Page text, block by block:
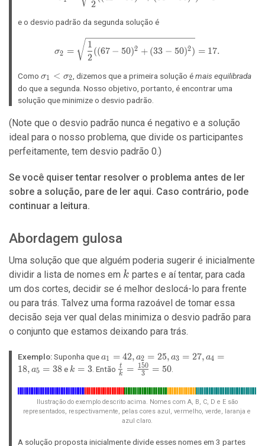
2
e o desvio padrão da segunda solução é
\sigma_2 = \sqrt{\frac{1}{2}
σ2 =
2
1
((67 − 50)2 + (33 − 50)2) = 17.
Como \sigma_1
<
\sigma_2
σ1 < σ2 , dizemos que a primeira solução émais equilibrada
do que a segunda. Nosso objetivo, portanto, é encontrar uma
solução que minimize o desvio padrão.
(Note que o desvio padrão nunca é negativo e a solução
ideal para o nosso problema, que divide os participantes
perfeitamente, tem desvio padrão 0.)
Se você quiser tentar resolver o problema antes de ler
sobre a solução, pare de ler aqui. Caso contrário, pode
continuar a leitura.
Abordagem gulosa
Uma solução que que alguém poderia sugerir é inicialmente
dividir a lista de nomes em k
k partes e aí tentar, para cada
um dos cortes, decidir se é melhor deslocá-lo para frente
ou para trás. Talvez uma forma razoável de tomar essa
decisão seja ver qual delas minimiza o desvio padrão para
o conjunto que estamos deixando para trás.
Exemplo:Suponha quea_1
=
a_2
=
25,
a1 = 42,a2 = 25,a3 = 27,a4 =
18,a5 = 38ek
3
k = 3. Então \frac{t}
\frac{150}
{3} = 50
k
t = 3
150 = 50.
Ilustração do exemplo descrito acima. Nomes com A, B, C, D e E são
representados, respectivamente, pelas cores azul, vermelho, verde, laranja e
azul claro.
A solução proposta inicialmente divide esses nomes em 3 partes